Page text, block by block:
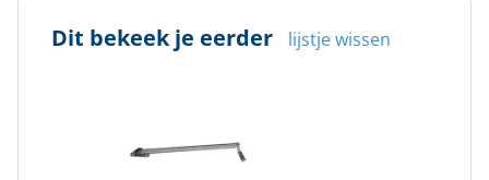
Dit bekeek je eerder lijstje wissen